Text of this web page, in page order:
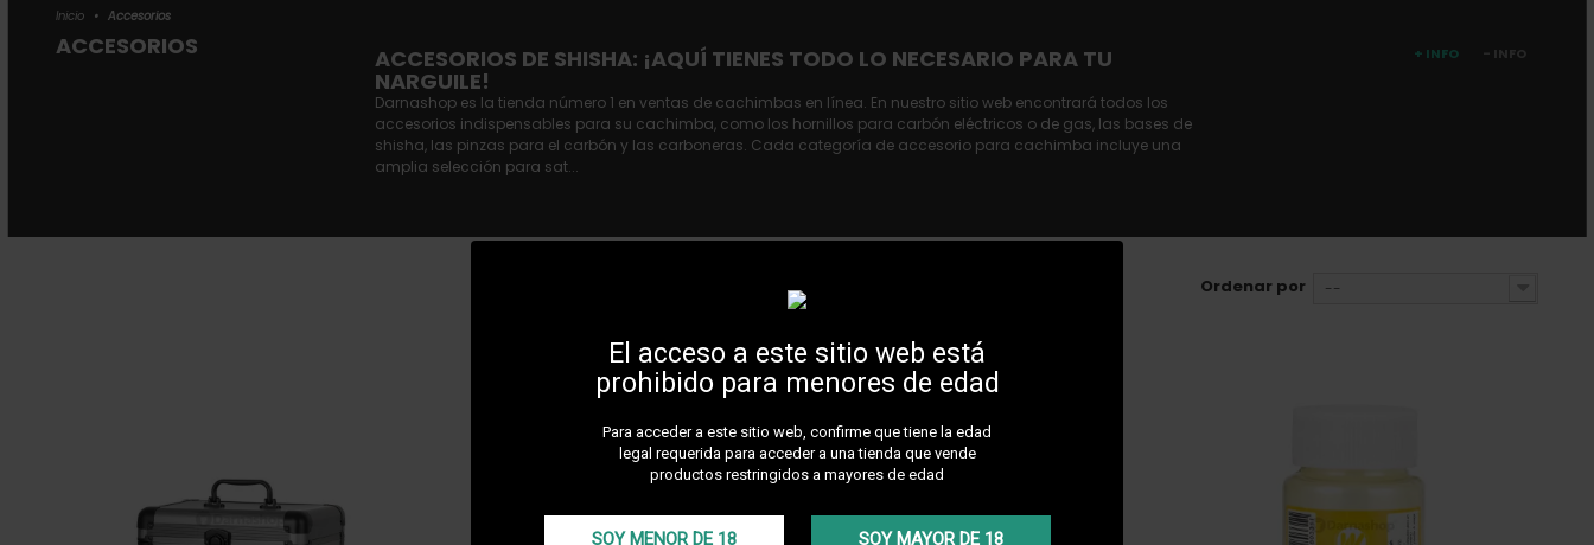
El acceso a este sitio web está
prohibido para menores de edad
Para acceder a este sitio web, confirme que tiene la edad
legal requerida para acceder a una tienda que vende
productos restringidos a mayores de edad
SOY MENOR DE 18 SOY MAYOR DE 18
Inicio • Accesorios
ACCESORIOS ACCESORIOS DE SHISHA: ¡AQUÍ TIENES TODO LO NECESARIO PARA TU
NARGUILE!
Darnashop es la tienda número 1 en ventas de cachimbas en línea. En nuestro sitio web encontrará todos los
accesorios indispensables para su cachimba, como los hornillos para carbón eléctricos o de gas, las bases de
shisha, las pinzas para el carbón y las carboneras. Cada categoría de accesorio para cachimba incluye una
amplia selección para sat...
+ INFO - INFO
Ordenar por --